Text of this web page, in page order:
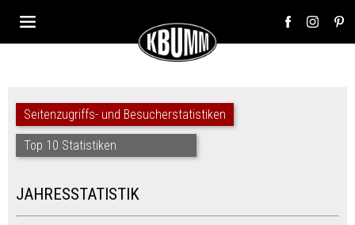
Seitenzugriffs- und Besucherstatistiken
Top 10 Statistiken
JAHRESSTATISTIK